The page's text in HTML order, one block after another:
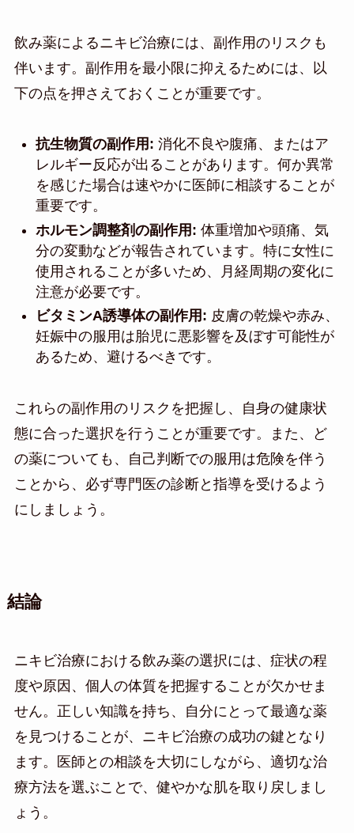
飲み薬によるニキビ治療には、副作用のリスクも
伴います。副作用を最小限に抑えるためには、以
下の点を押さえておくことが重要です。
抗生物質の副作用: 消化不良や腹痛、またはア
レルギー反応が出ることがあります。何か異常
を感じた場合は速やかに医師に相談することが
重要です。
ホルモン調整剤の副作用: 体重増加や頭痛、気
分の変動などが報告されています。特に女性に
使用されることが多いため、月経周期の変化に
注意が必要です。
ビタミンA誘導体の副作用: 皮膚の乾燥や赤み、
妊娠中の服用は胎児に悪影響を及ぼす可能性が
あるため、避けるべきです。
これらの副作用のリスクを把握し、自身の健康状
態に合った選択を行うことが重要です。また、ど
の薬についても、自己判断での服用は危険を伴う
ことから、必ず専門医の診断と指導を受けるよう
にしましょう。
結論
ニキビ治療における飲み薬の選択には、症状の程
度や原因、個人の体質を把握することが欠かせま
せん。正しい知識を持ち、自分にとって最適な薬
を見つけることが、ニキビ治療の成功の鍵となり
ます。医師との相談を大切にしながら、適切な治
療方法を選ぶことで、健やかな肌を取り戻しまし
ょう。